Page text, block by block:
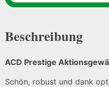
Beschreibung
ACD Prestige
Schön, robust und dank